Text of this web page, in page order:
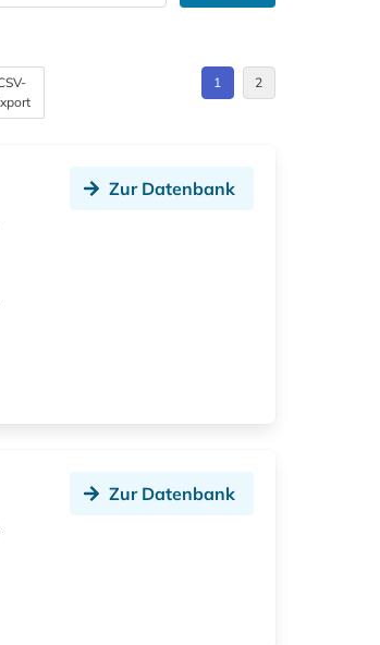
1 2
Zur Datenbank
Zur Datenbank